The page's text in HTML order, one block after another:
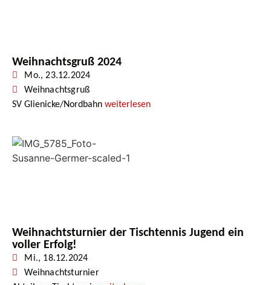
Weihnachtsgruß 2024
Mo., 23.12.2024
Weihnachtsgruß
SV Glienicke/Nordbahn weiterlesen
Weihnachtsturnier der Tischtennis Jugend ein
voller Erfolg!
Mi., 18.12.2024
Weihnachtsturnier